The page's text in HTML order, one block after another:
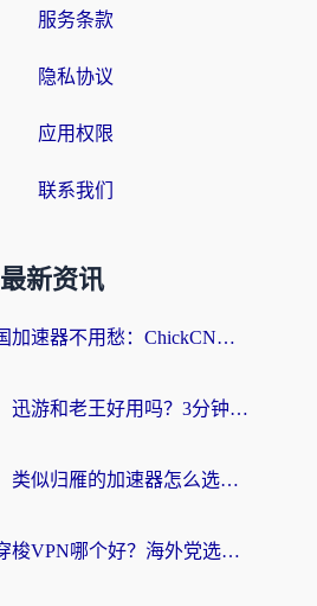
服务条款
隐私协议
应用权限
联系我们
最新资讯
海外党选回国加速器不用愁：ChickCN和洞见哪个好？一篇搞定所有疑问
海外党必看：迅游和老王好用吗？3分钟选对加速国内网络的加速器
海外党必看：类似归雁的加速器怎么选？一篇搞定无缝访问国内资源
斧牛和极速穿梭VPN哪个好？海外党选回国加速器必看的真实对比与避坑指南